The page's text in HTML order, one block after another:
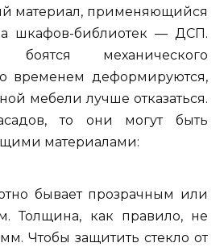
материал, применяющийся
шкафов-библиотек — ДСП.
механического
временем деформируются,
мебели лучше отказаться.
то они могут быть
материалами:
бывает прозрачным или
Толщина, как правило, не
Чтобы защитить стекло от